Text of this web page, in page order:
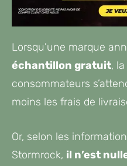
Lorsqu’une marque
échantillon gratuit,
consommateurs
moins les frais de
Or, selon les
Stormrock, il n’est